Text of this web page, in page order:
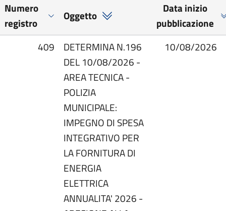
Numero
registro
Oggetto
Data inizio
pubblicazione
409
DETERMINA N.196
DEL 10/08/2026 -
AREA TECNICA -
POLIZIA
MUNICIPALE:
IMPEGNO DI SPESA
INTEGRATIVO PER
LA FORNITURA DI
ENERGIA
ELETTRICA
ANNUALITA' 2026 -
10/08/2026